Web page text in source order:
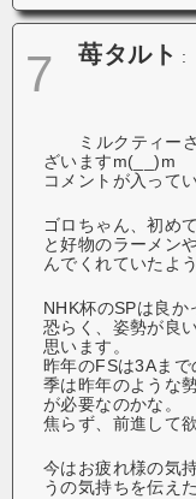
7 苺タルト :
ミルクティー
ざいますm(__)m
コメントが入って
ゴロちゃん、初め
と好物のラーメン
んでくれていたよ
NHK杯のSPは良か
恐らく、姿勢が良
思います。
昨年のFSは3Aま
季は昨年のような
が必要なのかな。
焦らず、前進して
今はお疲れ様の気
うの気持ちを伝え